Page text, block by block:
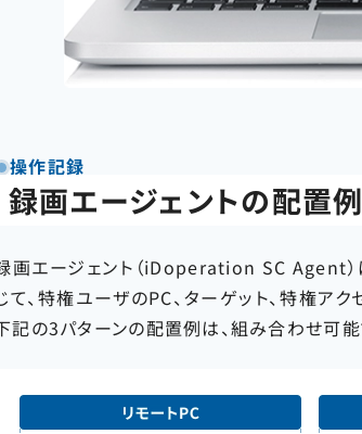
操作記録
録画エージェントの配置例
画エージェント（iDoperation SC Agent）
て、特権ユーザのPC、ターゲット、特権ア
記の3パターンの配置例は、組み合わせ可能